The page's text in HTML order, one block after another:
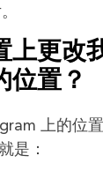
上更改
位置？
上的位
是：